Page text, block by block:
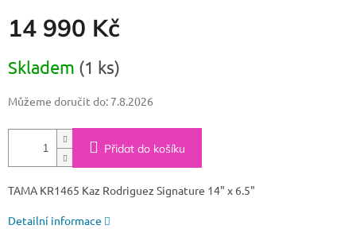
14 990 Kč
cena:
Skladem (1 ks)
Můžeme doručit do: 7.8.2026
Přidat do košíku
TAMA KR1465 Kaz Rodriguez Signature 14" x 6.5"
Detailní informace